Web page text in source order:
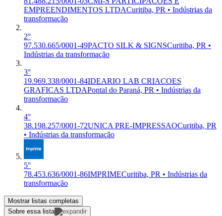
EMPREENDIMENTOS LTDACuritiba, PR • Indústrias da
transformação
2°
97.530.665/0001-49PACTO SILK & SIGNSCuritiba, PR •
Indústrias da transformação
3°
19.969.338/0001-84IDEARIO LAB CRIACOES
GRAFICAS LTDAPontal do Paraná, PR • Indústrias da
transformação
4°
38.198.257/0001-72UNICA PRE-IMPRESSAOCuritiba, PR
• Indústrias da transformação
5°
78.453.636/0001-86IMPRIMECuritiba, PR • Indústrias da
transformação
Mostrar listas completas
Sobre essa lista